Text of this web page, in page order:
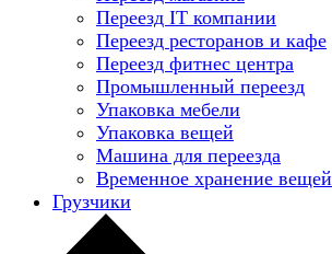
Переезд IT компании
Переезд ресторанов и кафе
Переезд фитнес центра
Промышленный переезд
Упаковка мебели
Упаковка вещей
Машина для переезда
Временное хранение вещей
Грузчики